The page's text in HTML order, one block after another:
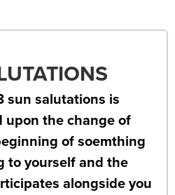
sun salutations is
upon the change of
of soemthing
to yourself and the
alongside you